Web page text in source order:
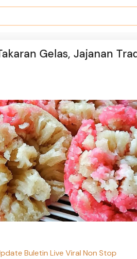
Gelas, Jajanan
Buletin Live Viral Non Stop